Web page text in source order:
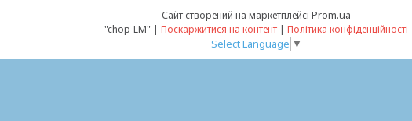
Сайт створений на маркетплейсі Prom.ua
"chop-LM" | Поскаржитися на контент | Політика конфіденційності
Select Language ▼